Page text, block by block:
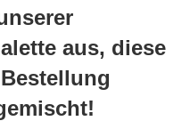
aus, diese